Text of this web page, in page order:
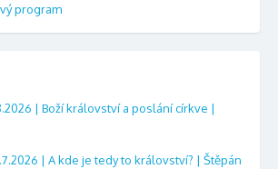
program
| Boží království a poslání církve |
| A kde je tedy to království? | Štěpán